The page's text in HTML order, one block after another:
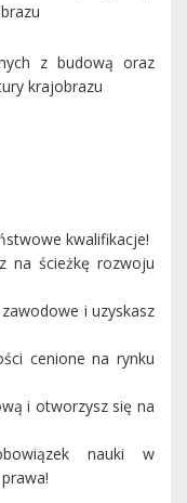
z budową oraz
krajobrazu
kwalifikacje!
na ścieżkę rozwoju
i uzyskasz
cenione na rynku
i otworzysz się na
nauki w